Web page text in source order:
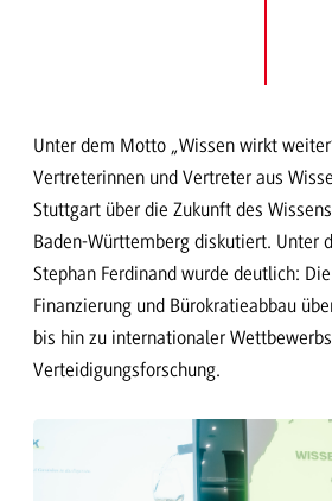
Unter dem Motto „Wissen wirkt
Vertreterinnen und Vertreter aus
Stuttgart über die Zukunft des
Baden-Württemberg diskutiert. Unter
Stephan Ferdinand wurde deutlich:
Finanzierung und Bürokratieabbau
bis hin zu internationaler
Verteidigungsforschung.